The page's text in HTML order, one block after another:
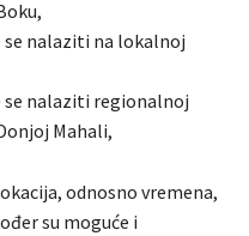
se nalaziti na lokalnoj
se nalaziti regionalnoj
Mahali,
odnosno vremena,
su moguće i